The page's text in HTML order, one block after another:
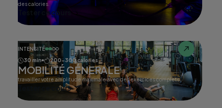
des calories.
Tester ce cours
INTENSITÉ
30 min
200-300 calories
MOBILITÉ GÉNERALE
travailler votre amplitude maximale avec des exercices complets.
Tester ce cours